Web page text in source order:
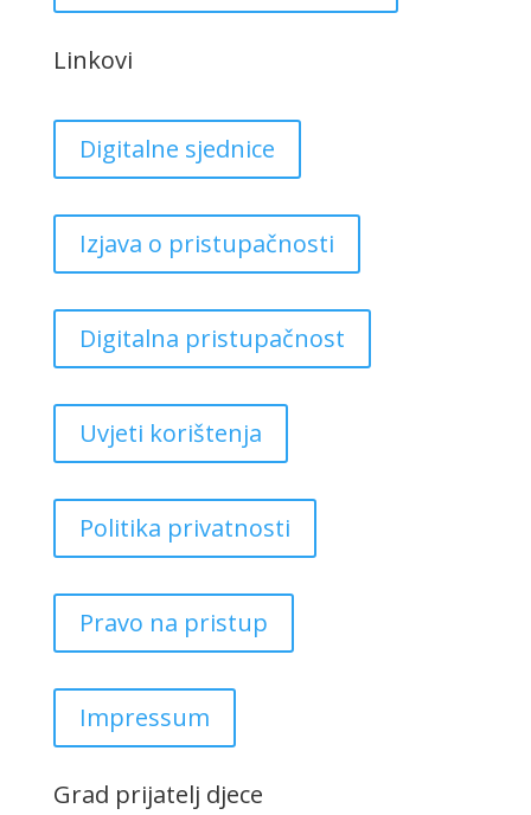
Linkovi
Digitalne sjednice
Izjava o pristupačnosti
Digitalna pristupačnost
Uvjeti korištenja
Politika privatnosti
Pravo na pristup
Impressum
Grad prijatelj djece